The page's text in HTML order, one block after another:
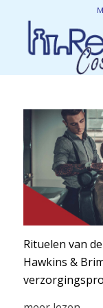
Rituelen van
Hawkins &